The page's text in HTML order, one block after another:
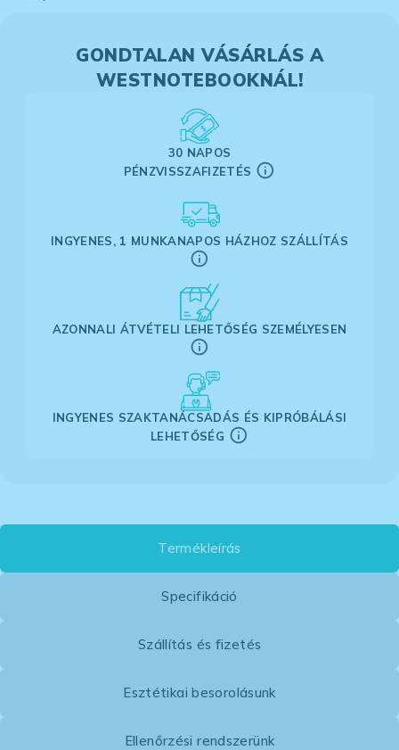
GONDTALAN VÁSÁRLÁS A
WESTNOTEBOOKNÁL!
30 NAPOS
PÉNZVISSZAFIZETÉS
INGYENES, 1 MUNKANAPOS HÁZHOZ SZÁLLÍTÁS
AZONNALI ÁTVÉTELI LEHETŐSÉG SZEMÉLYESEN
INGYENES SZAKTANÁCSADÁS ÉS KIPRÓBÁLÁSI
LEHETŐSÉG
Termékleírás
Specifikáció
Szállítás és fizetés
Esztétikai besorolásunk
Ellenőrzési rendszerünk